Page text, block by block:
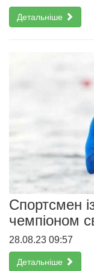
Детальніше
Спортсмен
чемпіоном
28.08.23 09:57
Детальніше